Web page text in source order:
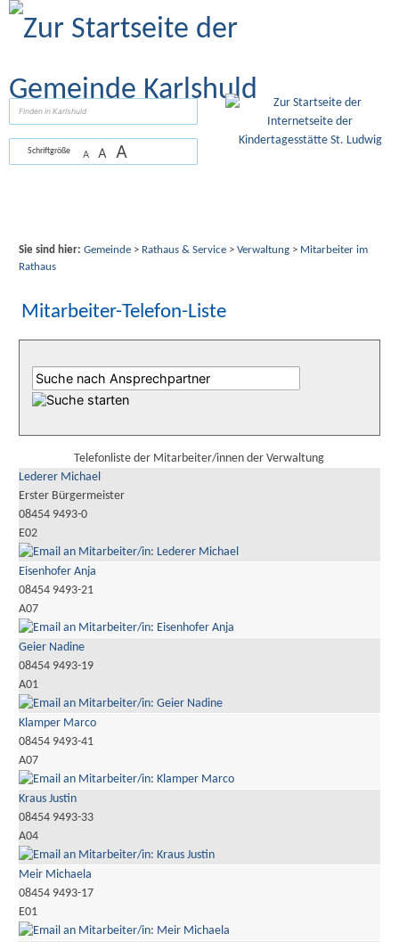
Zum Inhalt
Schriftgröße A A A
Sie sind hier: Gemeinde> Rathaus & Service> Verwaltung> Mitarbeiter im
Rathaus
Mitarbeiter-Telefon-Liste
Telefonliste der Mitarbeiter/innen der Verwaltung
Lederer Michael
Erster Bürgermeister
08454 9493-0
E02
Eisenhofer Anja
08454 9493-21
A07
Geier Nadine
08454 9493-19
A01
Klamper Marco
08454 9493-41
A07
Kraus Justin
08454 9493-33
A04
Meir Michaela
08454 9493-17
E01